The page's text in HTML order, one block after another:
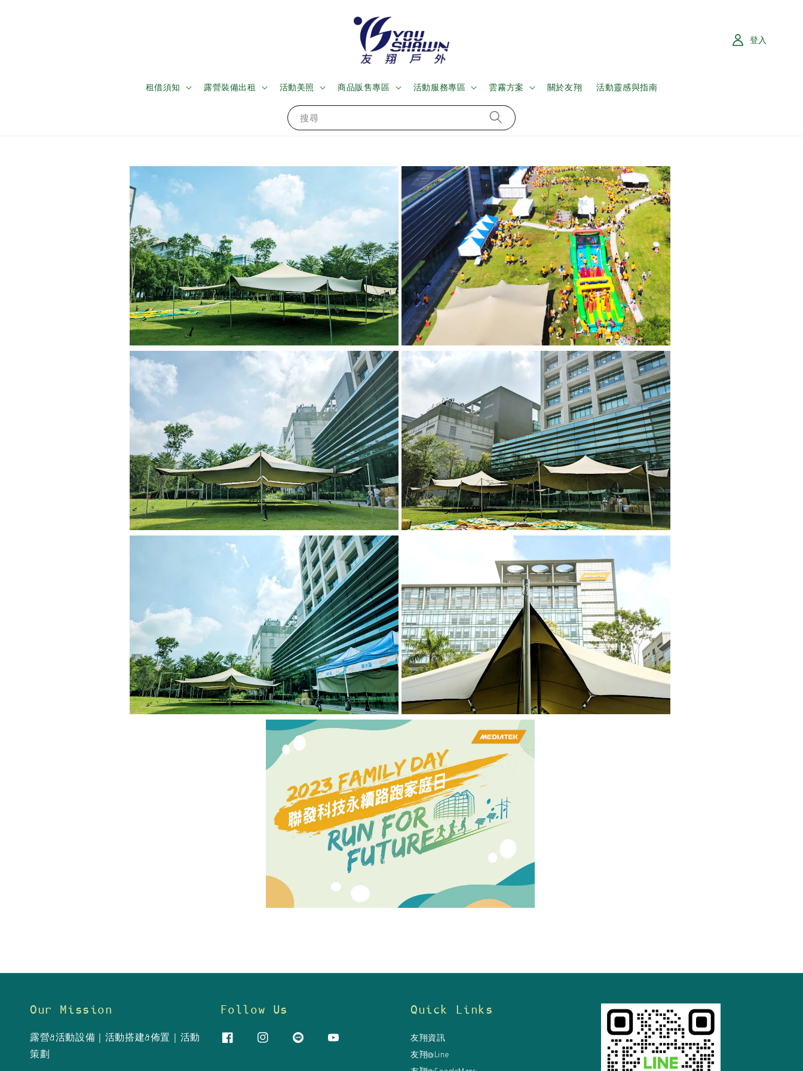
搜尋
租借須知 露營裝備出租 活動美照 商品販售專區 活動服務專區 雲霧方案 關於友翔 活動靈感與指南
登入
Our Mission
露營&活動設備｜活動搭建&佈置｜活動
策劃
Follow Us Quick Links
友翔資訊
友翔@Line